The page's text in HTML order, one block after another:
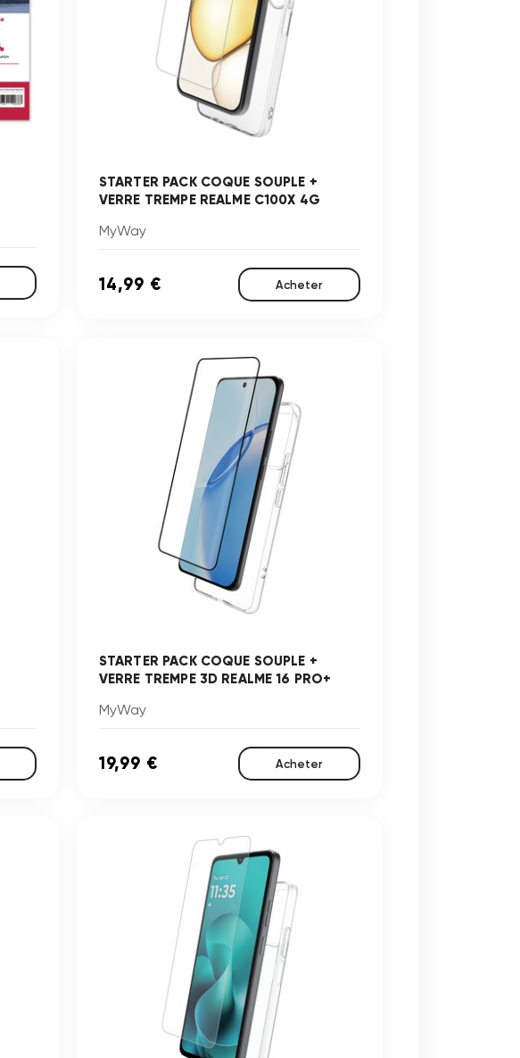
STARTER PACK COQUE SOUPLE +
VERRE TREMPE REALME C100X 4G
MyWay
14,99 € Acheter
STARTER PACK COQUE SOUPLE +
VERRE TREMPE 3D REALME 16 PRO+
MyWay
19,99 € Acheter